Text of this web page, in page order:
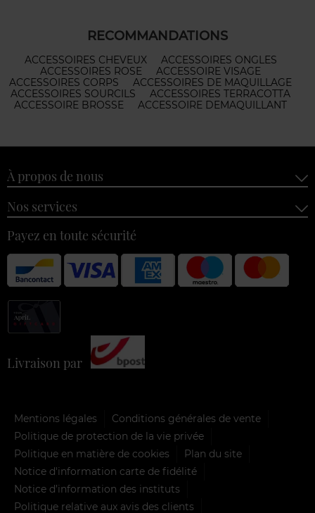
RECOMMANDATIONS
ACCESSOIRES CHEVEUX
ACCESSOIRES ONGLES
ACCESSOIRES ROSE
ACCESSOIRE VISAGE
ACCESSOIRES CORPS
ACCESSOIRES DE MAQUILLAGE
ACCESSOIRES SOURCILS
ACCESSOIRES TERRACOTTA
ACCESSOIRE BROSSE
ACCESSOIRE DEMAQUILLANT
À propos de nous
Nos services
Payez en toute sécurité
Livraison par
Mentions légales
Conditions générales de vente
Politique de protection de la vie privée
Politique en matière de cookies
Plan du site
Notice d'information carte de fidélité
Notice d’information des instituts
Politique relative aux avis des clients